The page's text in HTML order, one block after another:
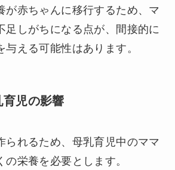
が赤ちゃんに移行するため、マ
足しがちになる点が、間接的に
える可能性はあります。
児の影響
られるため、母乳育児中のママ
栄養を必要とします。